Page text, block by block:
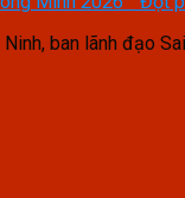
ban lãnh đạo